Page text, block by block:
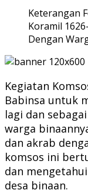
Keterangan
Koramil
Dengan
Kegiatan
Babinsa untuk
lagi dan
warga
dan akrab
komsos ini
dan
desa binaan.